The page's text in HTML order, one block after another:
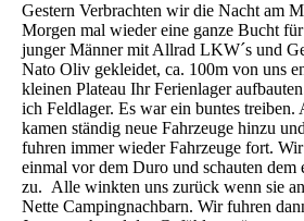
Gestern Verbrachten wir die Nacht am
Morgen mal wieder eine ganze Bucht
junger Männer mit Allrad LKW´s und
Nato Oliv gekleidet, ca. 100m von uns
kleinen Plateau Ihr Ferienlager
ich Feldlager. Es war ein buntes treiben.
kamen ständig neue Fahrzeuge hinzu
fuhren immer wieder Fahrzeuge fort.
einmal vor dem Duro und schauten dem
zu. Alle winkten uns zurück wenn sie
Nette Campingnachbarn. Wir fuhren